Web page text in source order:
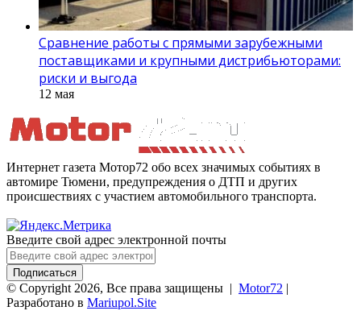
Сравнение работы с прямыми зарубежными
поставщиками и крупными дистрибьюторами:
риски и выгода
12 мая
Интернет газета Мотор72 обо всех значимых событиях в
автомире Тюмени, предупреждения о ДТП и других
происшествиях с участием автомобильного транспорта.
Введите свой адрес электронной почты
© Copyright 2026, Все права защищены | Motor72 |
Разработано в Mariupol.Site